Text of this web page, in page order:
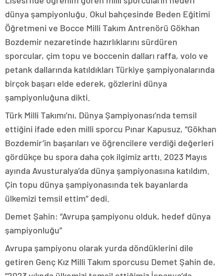
dünya şampiyonluğu. Okul bahçesinde Beden Eğitimi
Öğretmeni ve Bocce Milli Takım Antrenörü Gökhan
Bozdemir nezaretinde hazırlıklarını sürdüren
sporcular, çim topu ve boccenin dalları raffa, volo ve
petank dallarında katıldıkları Türkiye şampiyonalarında
birçok başarı elde ederek, gözlerini dünya
şampiyonluğuna dikti.
Türk Milli Takımı’nı, Dünya Şampiyonası’nda temsil
ettiğini ifade eden milli sporcu Pınar Kapusuz, “Gökhan
Bozdemir’in başarıları ve öğrencilere verdiği değerleri
gördükçe bu spora daha çok ilgimiz arttı. 2023 Mayıs
ayında Avusturalya’da dünya şampiyonasına katıldım.
Çin topu dünya şampiyonasında tek bayanlarda
ülkemizi temsil ettim” dedi.
Demet Şahin: “Avrupa şampiyonu olduk, hedef dünya
şampiyonluğu”
Avrupa şampiyonu olarak yurda döndüklerini dile
getiren Genç Kız Milli Takım sporcusu Demet Şahin de,